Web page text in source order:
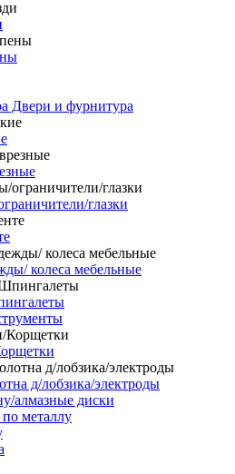
Двери и фурнитура
глазки
колеса мебельные
д/лобзика/электроды
алмазные диски
металлу